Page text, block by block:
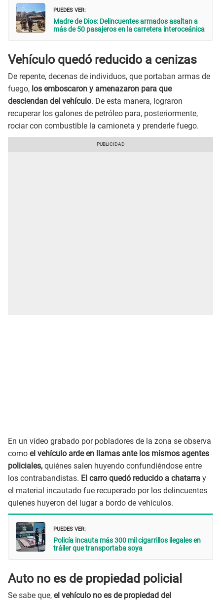
Puedes ver:
Madre de Dios: Delincuentes armados asaltan a
más de 50 pasajeros en la carretera interoceánica
Vehículo quedó reducido a cenizas
De repente, decenas de individuos, que portaban armas de
fuego, los emboscaron y amenazaron para que
desciendan del vehículo. De esta manera, lograron
recuperar los galones de petróleo para, posteriormente,
rociar con combustible la camioneta y prenderle fuego.
En un vídeo grabado por pobladores de la zona se observa
como el vehículo arde en llamas ante los mismos agentes
policiales, quiénes salen huyendo confundiéndose entre
los contrabandistas. El carro quedó reducido a chatarra y
el material incautado fue recuperado por los delincuentes
quienes huyeron del lugar a bordo de vehículos.
Puedes ver:
Policía incauta más 300 mil cigarrillos ilegales en
tráiler que transportaba soya
Auto no es de propiedad policial
Se sabe que, el vehículo no es de propiedad del